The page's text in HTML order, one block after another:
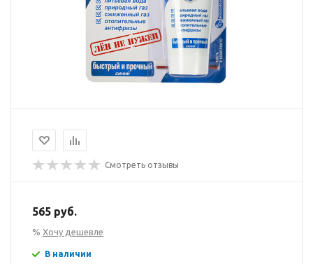
Смотреть отзывы
565 руб.
% Хочу дешевле
В наличии